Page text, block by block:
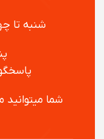
شنبه تا
شما میتوانید